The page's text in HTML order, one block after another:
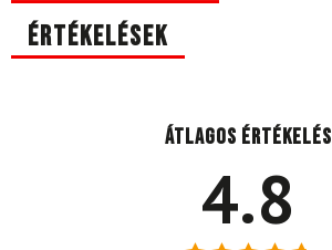
Értékelések
Átlagos értékelés
4.8